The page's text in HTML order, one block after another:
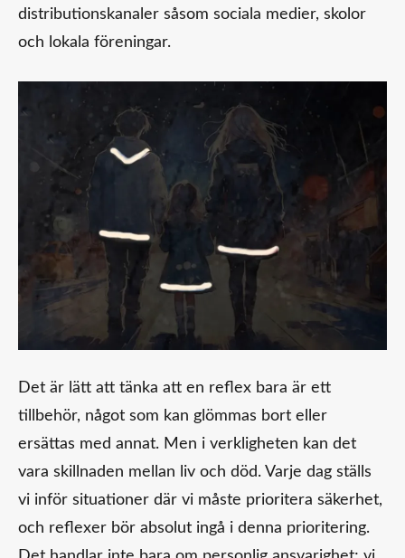
distributionskanaler såsom sociala medier, skolor
och lokala föreningar.
Det är lätt att tänka att en reflex bara är ett
tillbehör, något som kan glömmas bort eller
ersättas med annat. Men i verkligheten kan det
vara skillnaden mellan liv och död. Varje dag ställs
vi inför situationer där vi måste prioritera säkerhet,
och reflexer bör absolut ingå i denna prioritering.